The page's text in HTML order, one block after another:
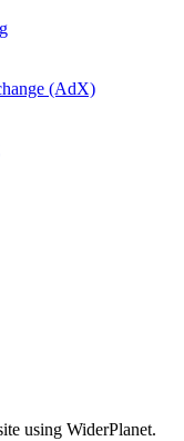
(AdX)
using WiderPlanet.